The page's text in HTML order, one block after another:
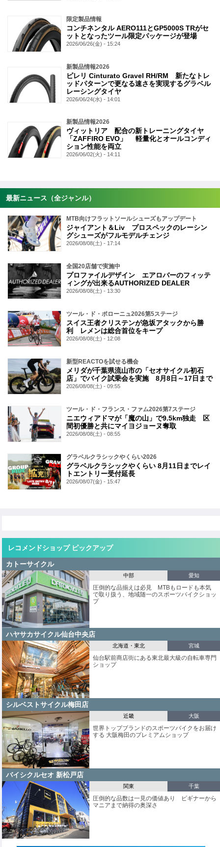
限定製品情報
コンチネンタル AERO111とGP5000S TRがセ
ットとなったツール限定パッケージが登場
2026/06/26(金) - 15:24
新製品情報2026
ピレリ Cinturato Gravel RH/RM 新たなトレ
ッドパターンで更なる速さを実現するグラベル
レーシングタイヤ
2026/06/24(水) - 14:01
新製品情報2026
ヴィットリア 配合の新トレーニングタイヤ
「ZAFFIRO EVO」 軽量化とオールコンディ
ション性能を両立
2026/06/02(火) - 14:11
最新ニュース（全ジャンル）
MTB向けフラットソールシューズもアップデート
ジャイアント＆Liv プロスペックのレーシン
グシューズがフルモデルチェンジ
2026/08/08(土) - 17:14
全国20店舗で実施中
プロファイルデザイン エアロバーのフィッテ
ィングが出来るAUTHORIZED DEALER
2026/08/08(土) - 13:30
ツール・ド・ポローニュ2026第5ステージ
スイス王者クリステンが急坂アタックから勝
利 レメンは総合首位をキープ
2026/08/08(土) - 12:08
新型REACTOを試せる機会
メリダが千葉県流山市の「セオサイクル初石
店」でバイク試乗会を実施 8月8日～17日まで
2026/08/08(土) - 09:55
ツール・ド・フランス・ファム2026第7ステージ
ニエウィアドマが「魔の山」で9.5km独走 区
間初優勝と共にマイヨジョーヌ奪取
2026/08/08(土) - 08:55
グラベルクラシックやくらい2026
グラベルクラシックやくらい 8月11日までレイ
トエントリー受付延長
2026/08/07(金) - 15:47
レコメンドショップ ピックアップ
カトーサイクル
中部 愛知
圧倒的な品揃えは必見 MTBもロードも本気
で取り扱う、地域随一のスポーツバイクショッ
プ
ハヤサカサイクル仙台中央店
北海道・東北 宮城
仙台駅前商店街にある東北最大級の自転車専門
ショップ
シルベストサイクル梅田店
近畿 大阪
世界トップブランドのスポーツバイクをお届け
する 大阪梅田のプレミアムショップ
バイシクルセオ 新松戸店
関東 千葉
圧倒的な品数は一見の価値あり ビギナーから
マニアまで納得の奥深さ